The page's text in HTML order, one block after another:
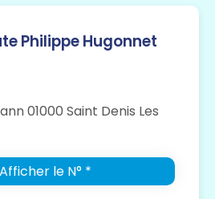
Philippe Hugonnet
01000 Saint Denis Les
le N° *